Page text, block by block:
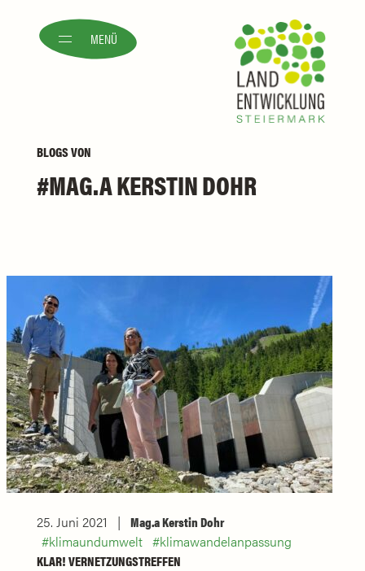
MENÜ
BLOGSVON
MAG.A KERSTIN DOHR
25. Juni 2021
Mag.a Kerstin Dohr
klimaundumwelt
klimawandelanpassung
KLAR! VERNETZUNGSTREFFEN